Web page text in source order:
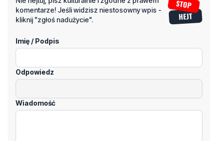
Imię / Podpis
Odpowiedz
Wiadomość